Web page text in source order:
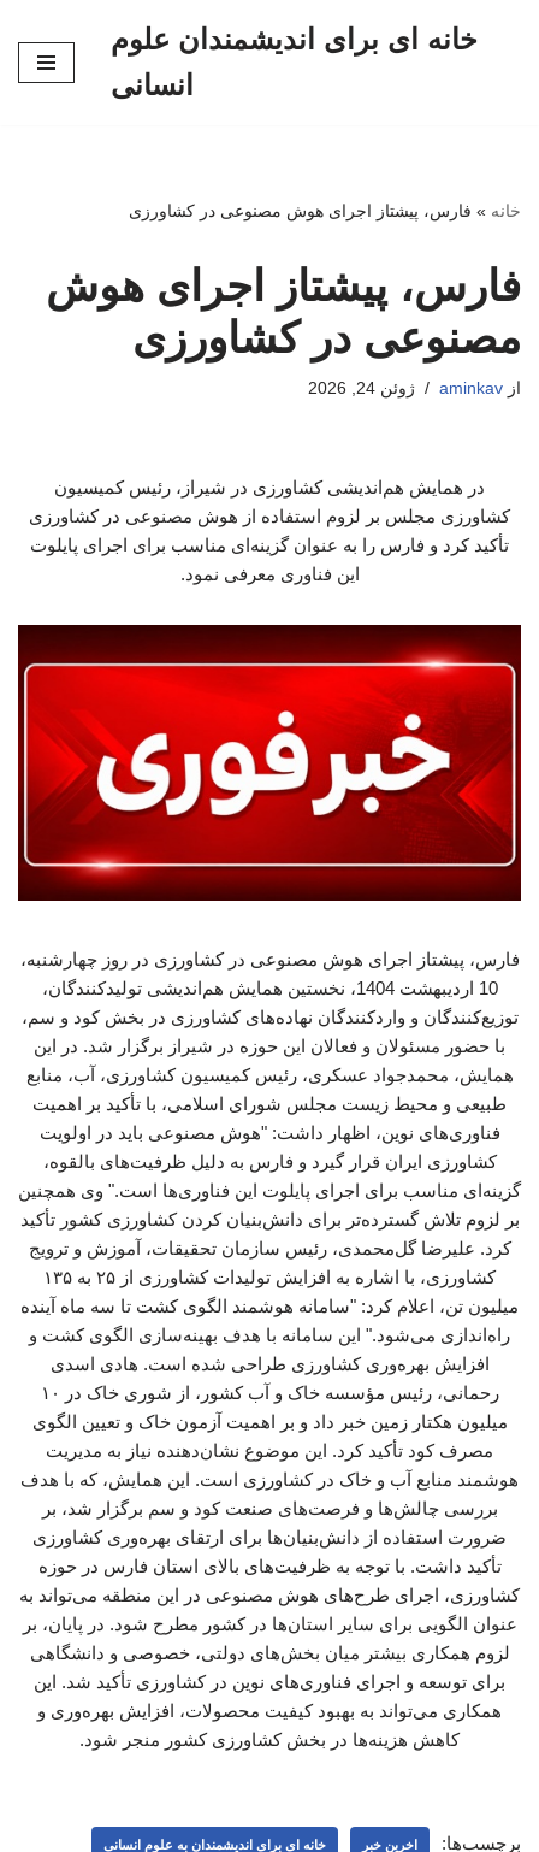
خانه ای برای اندیشمندان علوم
انسانی
خانه » فارس، پیشتاز اجرای هوش مصنوعی در کشاورزی
فارس، پیشتاز اجرای هوش
مصنوعی در کشاورزی
از aminkav ژوئن 24, 2026
در همایش هم‌اندیشی کشاورزی در شیراز، رئیس کمیسیون
کشاورزی مجلس بر لزوم استفاده از هوش مصنوعی در کشاورزی
تأکید کرد و فارس را به عنوان گزینه‌ای مناسب برای اجرای پایلوت
این فناوری معرفی نمود.
فارس، پیشتاز اجرای هوش مصنوعی در کشاورزی در روز چهارشنبه،
10 اردیبهشت 1404، نخستین همایش هم‌اندیشی تولیدکنندگان،
توزیع‌کنندگان و واردکنندگان نهاده‌های کشاورزی در بخش کود و سم،
با حضور مسئولان و فعالان این حوزه در شیراز برگزار شد. در این
همایش، محمدجواد عسکری، رئیس کمیسیون کشاورزی، آب، منابع
طبیعی و محیط زیست مجلس شورای اسلامی، با تأکید بر اهمیت
فناوری‌های نوین، اظهار داشت: "هوش مصنوعی باید در اولویت
کشاورزی ایران قرار گیرد و فارس به دلیل ظرفیت‌های بالقوه،
گزینه‌ای مناسب برای اجرای پایلوت این فناوری‌ها است." وی همچنین
بر لزوم تلاش گسترده‌تر برای دانش‌بنیان کردن کشاورزی کشور تأکید
کرد. علیرضا گل‌محمدی، رئیس سازمان تحقیقات، آموزش و ترویج
کشاورزی، با اشاره به افزایش تولیدات کشاورزی از ۲۵ به ۱۳۵
میلیون تن، اعلام کرد: "سامانه هوشمند الگوی کشت تا سه ماه آینده
راه‌اندازی می‌شود." این سامانه با هدف بهینه‌سازی الگوی کشت و
افزایش بهره‌وری کشاورزی طراحی شده است. هادی اسدی
رحمانی، رئیس مؤسسه خاک و آب کشور، از شوری خاک در ۱۰
میلیون هکتار زمین خبر داد و بر اهمیت آزمون خاک و تعیین الگوی
مصرف کود تأکید کرد. این موضوع نشان‌دهنده نیاز به مدیریت
هوشمند منابع آب و خاک در کشاورزی است. این همایش، که با هدف
بررسی چالش‌ها و فرصت‌های صنعت کود و سم برگزار شد، بر
ضرورت استفاده از دانش‌بنیان‌ها برای ارتقای بهره‌وری کشاورزی
تأکید داشت. با توجه به ظرفیت‌های بالای استان فارس در حوزه
کشاورزی، اجرای طرح‌های هوش مصنوعی در این منطقه می‌تواند به
عنوان الگویی برای سایر استان‌ها در کشور مطرح شود. در پایان، بر
لزوم همکاری بیشتر میان بخش‌های دولتی، خصوصی و دانشگاهی
برای توسعه و اجرای فناوری‌های نوین در کشاورزی تأکید شد. این
همکاری می‌تواند به بهبود کیفیت محصولات، افزایش بهره‌وری و
کاهش هزینه‌ها در بخش کشاورزی کشور منجر شود.
برچسب‌ها: اخرین خبر خانه ای برای اندیشمندان به علوم انسانی